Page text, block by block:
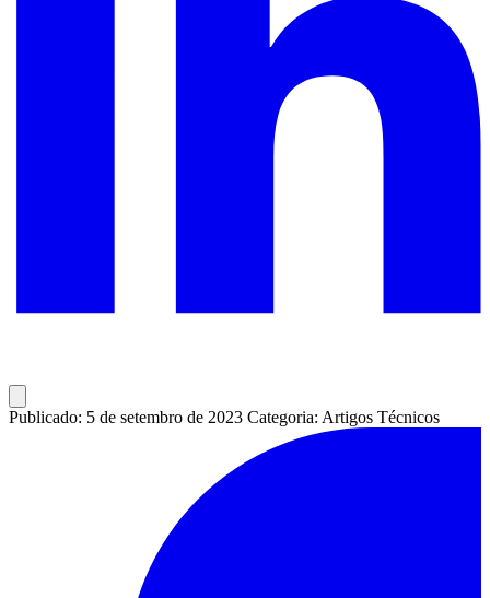
Publicado: 5 de setembro de 2023 Categoria: Artigos Técnicos